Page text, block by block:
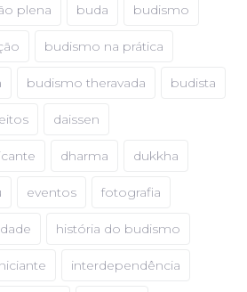
plena buda budismo
budismo na prática
budismo theravada budista
daissen
dharma dukkha
eventos fotografia
história do budismo
interdependência